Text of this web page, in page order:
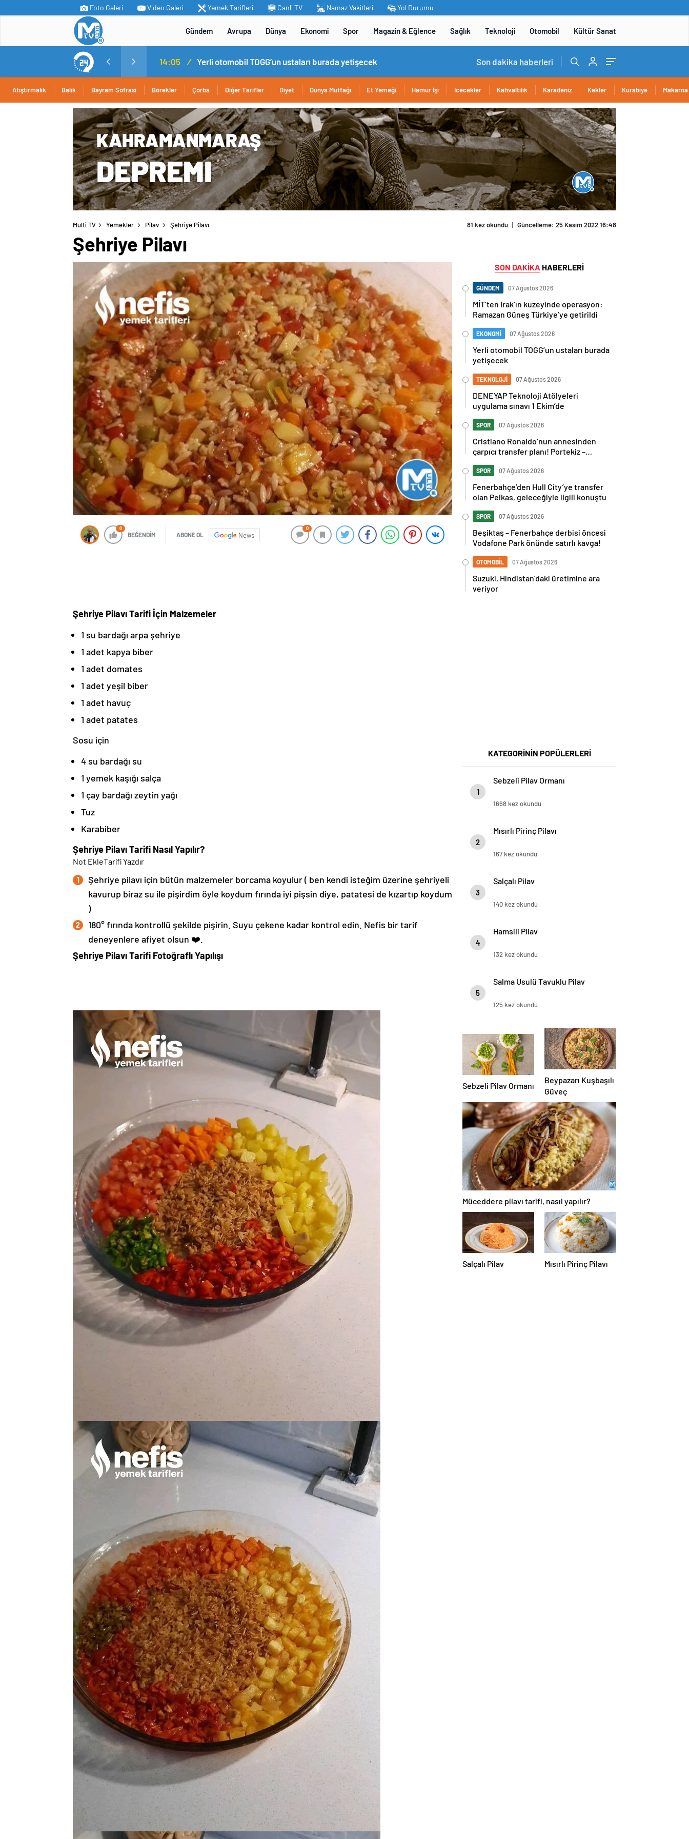
Foto Galeri Video Galeri Yemek Tarifleri Canli TV Namaz Vakitleri Yol Durumu
Gündem Avrupa Dünya Ekonomi Spor Magazin & Eğlence Sağlık Teknoloji Otomobil Kültür Sanat
MİT’ten Irak’ın kuzeyinde operasyon: Ramazan Güneş Türkiye’ye getirildi 14:05 / Yerli otomobil TOGG’un ustaları burada yetişecek 15:06 / DENEYAP Teknoloji Atölyeleri uygulama sınavı 1
Son dakika haberleri
Atıştırmalık Balık Bayram Sofrasi Börekler Çorba Diğer Tarifler Diyet Dünya Mutfağı Et Yemeği Hamur İşi Icecekler Kahvaltılık Karadeniz Kekler Kurabiye Makarna
Multi TV Yemekler Pilav Şehriye Pilavı 81 kez okundu | Güncelleme: 25 Kasım 2022 16:48
Şehriye Pilavı
0
BEĞENDİM ABONE OL News
0
Şehriye Pilavı Tarifi İçin Malzemeler
1 su bardağı arpa şehriye
1 adet kapya biber
1 adet domates
1 adet yeşil biber
1 adet havuç
1 adet patates
Sosu için
4 su bardağı su
1 yemek kaşığı salça
1 çay bardağı zeytin yağı
Tuz
Karabiber
Şehriye Pilavı Tarifi Nasıl Yapılır?
Not EkleTarifi Yazdır
Şehriye pilavı için bütün malzemeler borcama koyulur ( ben kendi isteğim üzerine şehriyeli
kavurup biraz su ile pişirdim öyle koydum fırında iyi pişsin diye, patatesi de kızartıp koydum
)
180° fırında kontrollü şekilde pişirin. Suyu çekene kadar kontrol edin. Nefis bir tarif
deneyenlere afiyet olsun ❤️.
Şehriye Pilavı Tarifi Fotoğraflı Yapılışı
SON DAKİKA HABERLERİ
GÜNDEM 07 Ağustos 2026
MİT’ten Irak’ın kuzeyinde operasyon:
Ramazan Güneş Türkiye’ye getirildi
EKONOMİ 07 Ağustos 2026
Yerli otomobil TOGG’un ustaları burada
yetişecek
TEKNOLOJİ 07 Ağustos 2026
DENEYAP Teknoloji Atölyeleri
uygulama sınavı 1 Ekim’de
SPOR 07 Ağustos 2026
Cristiano Ronaldo’nun annesinden
çarpıcı transfer planı! Portekiz –
kardeşinden sert cevap
SPOR 07 Ağustos 2026
Fenerbahçe’den Hull City’ye transfer
olan Pelkas, geleceğiyle ilgili konuştu
SPOR 07 Ağustos 2026
Beşiktaş – Fenerbahçe derbisi öncesi
Vodafone Park önünde satırlı kavga!
OTOMOBİL 07 Ağustos 2026
Suzuki, Hindistan’daki üretimine ara
veriyor
KATEGORİNİN POPÜLERLERİ
1
Sebzeli Pilav Ormanı
1668 kez okundu
2
Mısırlı Pirinç Pilavı
167 kez okundu
3
Salçalı Pilav
140 kez okundu
4
Hamsili Pilav
132 kez okundu
5
Salma Usulü Tavuklu Pilav
125 kez okundu
Sebzeli Pilav Ormanı
Beypazarı Kuşbaşılı
Güveç
Müceddere pilavı tarifi, nasıl yapılır?
Salçalı Pilav Mısırlı Pirinç Pilavı